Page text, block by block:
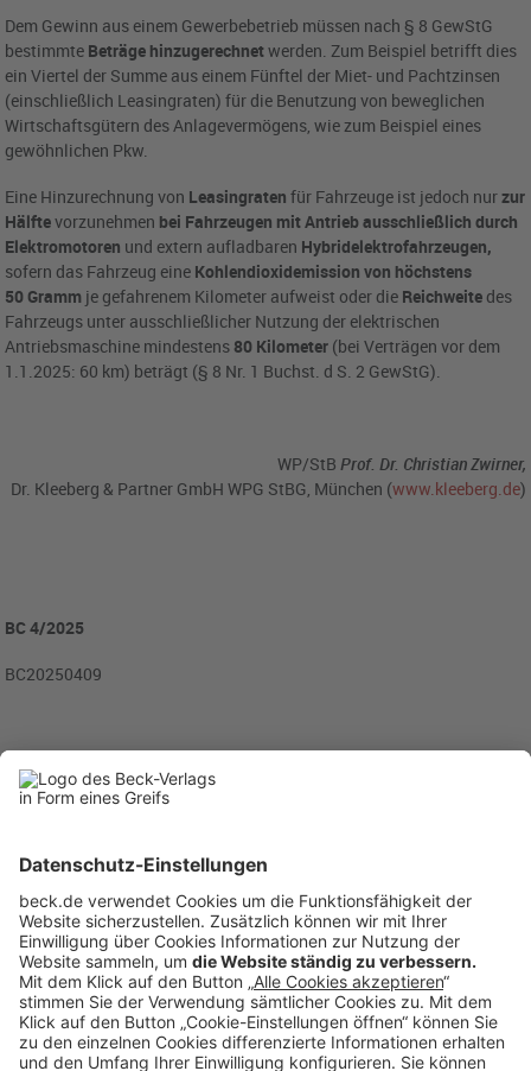
Dem Gewinn aus einem Gewerbebetrieb müssen nach § 8 GewStG
bestimmte Beträge hinzugerechnetwerden. Zum Beispiel betrifft dies
ein Viertel der Summe aus einem Fünftel der Miet- und Pachtzinsen
(einschließlich Leasingraten) für die Benutzung von beweglichen
Wirtschaftsgütern des Anlagevermögens, wie zum Beispiel eines
gewöhnlichen Pkw.
Eine Hinzurechnung von Leasingraten für Fahrzeuge ist jedoch nurzur
Hälftevorzunehmen bei Fahrzeugen mit Antrieb ausschließlich durch
Elektromotoren und extern aufladbaren Hybridelektrofahrzeugen,
sofern das Fahrzeug eine Kohlendioxidemission von höchstens
50 Gramm je gefahrenem Kilometer aufweist oder die Reichweite des
Fahrzeugs unter ausschließlicher Nutzung der elektrischen
Antriebsmaschine mindestens 80 Kilometer (bei Verträgen vor dem
1.1.2025: 60 km) beträgt (§ 8 Nr. 1 Buchst. d S. 2 GewStG).
WP/StB Prof. Dr. Christian Zwirner,
Dr. Kleeberg & Partner GmbH WPG StBG, München (www.kleeberg.de)
BC 4/2025
BC20250409
Anzeigen